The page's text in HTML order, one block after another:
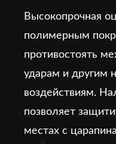
Высокопрочная
полимерным
противостоять
ударам и другим
воздействиям.
позволяет
местах с